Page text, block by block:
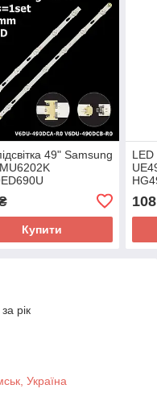
49" Samsung
Купити
LED
108
рік
Україна